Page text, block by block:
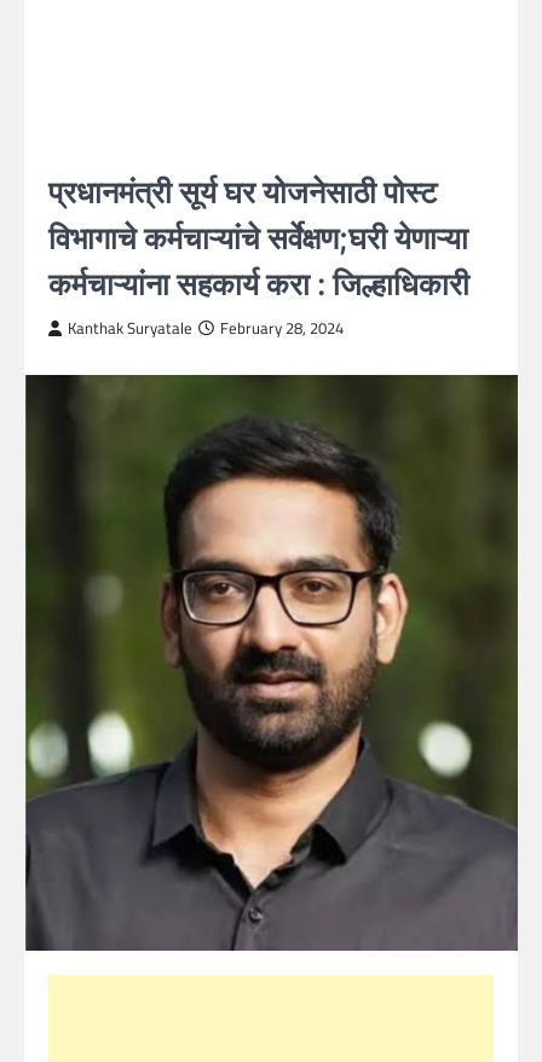
प्रधानमंत्री सूर्य घर योजनेसाठी पोस्ट
विभागाचे कर्मचाऱ्यांचे सर्वेक्षण;घरी येणाऱ्या
कर्मचाऱ्यांना सहकार्य करा : जिल्हाधिकारी
Kanthak Suryatale February 28, 2024